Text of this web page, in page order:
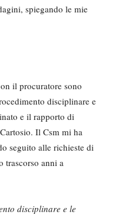
spiegando le mie
il procuratore sono
disciplinare e
e il rapporto di
Il Csm mi ha
seguito alle richieste di
trascorso anni a
disciplinare e le